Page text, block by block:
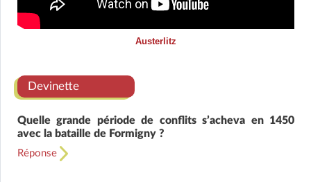
Austerlitz
Devinette
Quelle grande période de conflits s’acheva en 1450
avec la bataille de Formigny ?
Réponse